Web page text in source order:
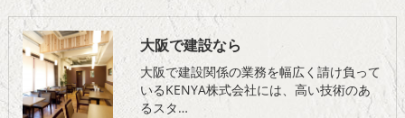
大阪で建設なら
大阪で建設関係の業務を幅広く請け負って
いるKENYA株式会社には、高い技術のあ
るスタ…